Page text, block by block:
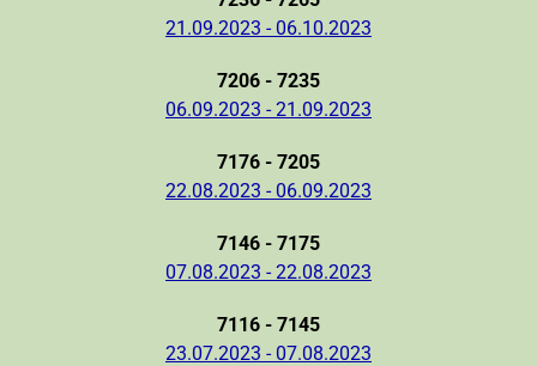
21.09.2023 - 06.10.2023
7206 - 7235
06.09.2023 - 21.09.2023
7176 - 7205
22.08.2023 - 06.09.2023
7146 - 7175
07.08.2023 - 22.08.2023
7116 - 7145
23.07.2023 - 07.08.2023